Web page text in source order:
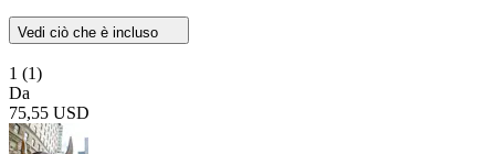
Vedi ciò che è incluso
1 (1)
Da
75,55 USD